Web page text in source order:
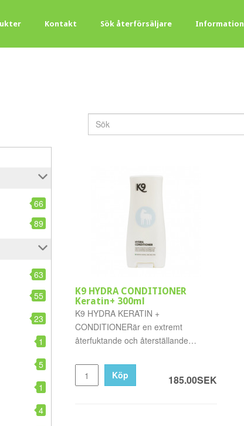
Kontakt Sök återförsäljare Information
66
89
63
55
23
1
5
1
4
K9 HYDRA CONDITIONER
Keratin+ 300ml
K9 HYDRA KERATIN +
CONDITIONERär en extremt
återfuktande och återställande
185.00SEK
Köp